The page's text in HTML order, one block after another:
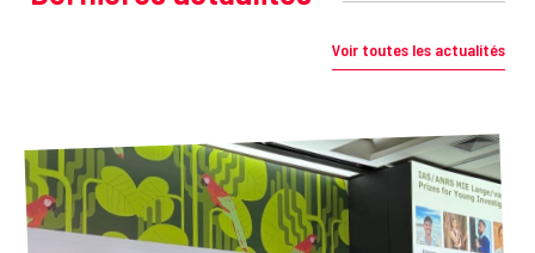
Voir toutes les actualités